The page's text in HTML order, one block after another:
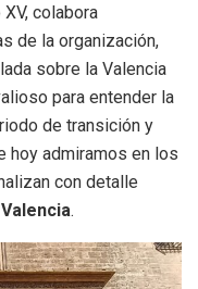
colabora
de la organización,
sobre la Valencia
para entender la
de transición y
hoy admiramos en los
con detalle
.